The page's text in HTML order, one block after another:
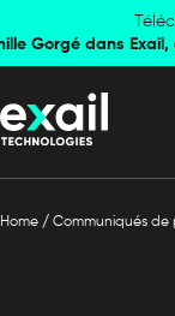
navigation
content
Gorgé dans
Home / Communiqués de